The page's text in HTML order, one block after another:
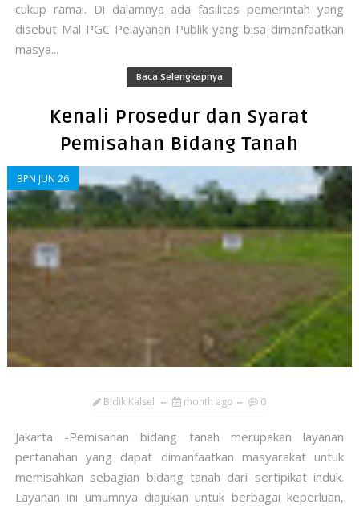
cukup ramai. Di dalamnya ada fasilitas pemerintah yang
disebut Mal PGC Pelayanan Publik yang bisa dimanfaatkan
masya...
Baca Selengkapnya
Kenali Prosedur dan Syarat
Pemisahan Bidang Tanah
BPN JUN 26
Bidik Kalsel month ago 0
Jakarta -Pemisahan bidang tanah merupakan layanan
pertanahan yang dapat dimanfaatkan masyarakat untuk
memisahkan sebagian bidang tanah dari sertipikat induk.
Layanan ini umumnya diajukan untuk berbagai keperluan,